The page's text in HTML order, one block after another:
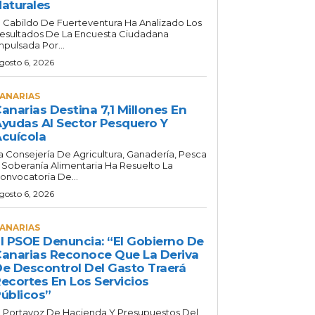
Cabildo De Fuerteventura Ha Analizado Los
De La Encuesta Ciudadana
Por...
6, 2026
Destina 7,1 Millones En
Al Sector Pesquero Y
Consejería De Agricultura, Ganadería, Pesca
Soberanía Alimentaria Ha Resuelto La
De...
6, 2026
PSOE Denuncia: “El Gobierno De
Reconoce Que La Deriva
Descontrol Del Gasto Traerá
En Los Servicios
Portavoz De Hacienda Y Presupuestos Del